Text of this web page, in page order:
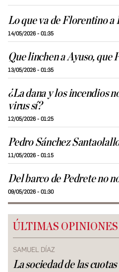
Lo que va de Florentino a
14/05/2026 - 01:35
Que linchen a Ayuso, que
13/05/2026 - 01:35
¿La dana y los incendios
virus sí?
12/05/2026 - 01:25
Pedro Sánchez
11/05/2026 - 01:15
Del barco de Pedrete no
09/05/2026 - 01:30
ÚLTIMAS OPINIONES
SAMUEL DÍAZ
La sociedad de las cuotas